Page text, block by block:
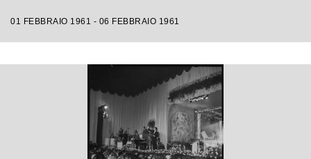
01 FEBBRAIO 1961 - 06 FEBBRAIO 1961